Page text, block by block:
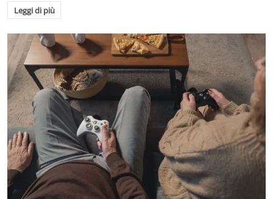
Leggi di più